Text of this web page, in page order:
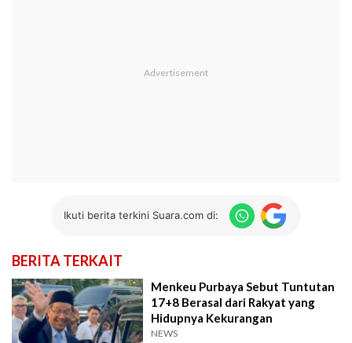
Ikuti berita terkini Suara.com di:
BERITA TERKAIT
Menkeu Purbaya Sebut Tuntutan
17+8 Berasal dari Rakyat yang
Hidupnya Kekurangan
NEWS